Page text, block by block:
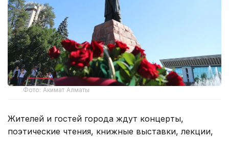
Фото: Акимат Алматы
Жителей и гостей города ждут концерты,
поэтические чтения, книжные выставки, лекции,